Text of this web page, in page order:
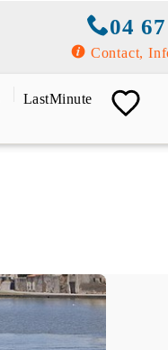
04
Contact,
LastMinute